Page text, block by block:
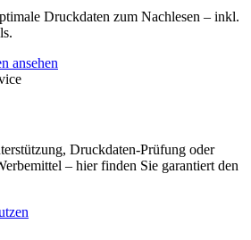
Druckdaten zum Nachlesen – inkl.
ansehen
Druckdaten-Prüfung oder
– hier finden Sie garantiert den